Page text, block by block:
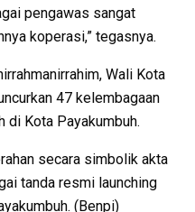
pengawas sangat
koperasi,” tegasnya.
Wali Kota
47 kelembagaan
di Kota Payakumbuh.
secara simbolik akta
tanda resmi launching
(Benpi)